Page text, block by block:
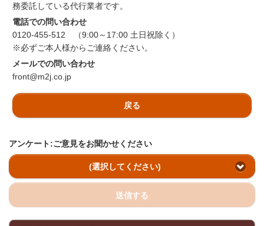
務委託している代行業者です。
電話での問い合わせ
0120-455-512 （9:00～17:00 土日祝除く）
※必ずご本人様からご連絡ください。
メールでの問い合わせ
front@m2j.co.jp
戻る
アンケート:ご意見をお聞かせください
(選択してください)
送信する